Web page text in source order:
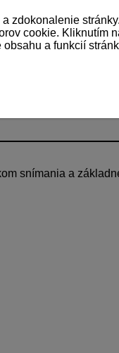
snímania a
zdokonalenie
cookie. Kliknutím
a funkcií